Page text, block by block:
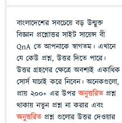
বাংলাদেশের সবচেয়ে বড় উন্মুক্ত
বিজ্ঞান প্রশ্নোত্তর সাইট সায়েন্স বী
QnA তে আপনাকে স্বাগতম। এখানে
যে কেউ প্রশ্ন, উত্তর দিতে পারে।
উত্তর গ্রহণের ক্ষেত্রে অবশ্যই একাধিক
সোর্স যাচাই করে নিবেন। অনেকগুলো,
প্রায় ২০০+ এর উপরঅনুত্তরিতপ্রশ্ন
থাকায় নতুন প্রশ্ন না করার এবং
অনুত্তরিত প্রশ্ন গুলোর উত্তর দেওয়ার